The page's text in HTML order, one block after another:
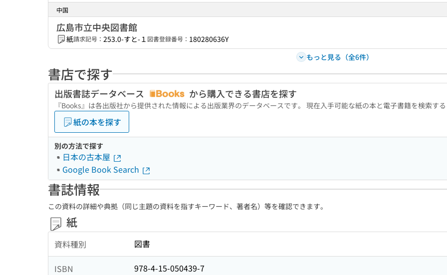
中国
広島市立中央図書館
紙請求記号： 253.0-すと-１ 図書登録番号： 180280636Y
もっと見る（全6件）
書店で探す
出版書誌データベース から購入できる書店を探す
『Books』は各出版社から提供された情報による出版業界のデータベースです。 現在入手可能な紙の本と電子書籍を検索する
紙の本を探す
別の方法で探す
日本の古本屋
Google Book Search
書誌情報
この資料の詳細や典拠（同じ主題の資料を指すキーワード、著者名）等を確認できます。
紙
資料種別 図書
ISBN 978-4-15-050439-7